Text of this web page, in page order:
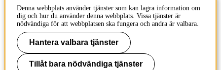
Jobba på KTH
Press och media
Faktura och betalning KTH
Om KTH:s webbplatser
Denna webbplats använder tjänster som kan lagra information om
dig och hur du använder denna webbplats. Vissa tjänster är
nödvändiga för att webbplatsen ska fungera och andra är valbara.
Hantera valbara tjänster
Tillåt bara nödvändiga tjänster